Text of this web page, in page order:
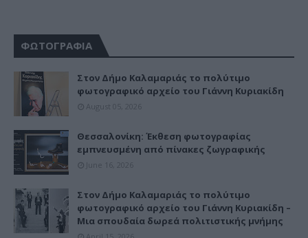
ΦΩΤΟΓΡΑΦΙΑ
Στον Δήμο Καλαμαριάς το πολύτιμο
φωτογραφικό αρχείο του Γιάννη Κυριακίδη
August 05, 2026
Θεσσαλονίκη: Έκθεση φωτογραφίας
εμπνευσμένη από πίνακες ζωγραφικής
June 16, 2026
Στον Δήμο Καλαμαριάς το πολύτιμο
φωτογραφικό αρχείο του Γιάννη Κυριακίδη –
Μια σπουδαία δωρεά πολιτιστικής μνήμης